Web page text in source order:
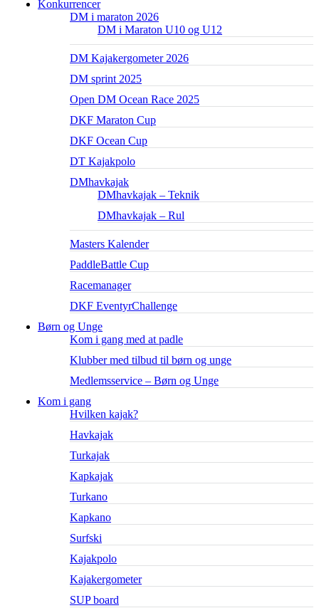
Konkurrencer
DM i maraton 2026
DM i Maraton U10 og U12
DM Kajakergometer 2026
DM sprint 2025
Open DM Ocean Race 2025
DKF Maraton Cup
DKF Ocean Cup
DT Kajakpolo
DMhavkajak
DMhavkajak – Teknik
DMhavkajak – Rul
Masters Kalender
PaddleBattle Cup
Racemanager
DKF EventyrChallenge
Børn og Unge
Kom i gang med at padle
Klubber med tilbud til børn og unge
Medlemsservice – Børn og Unge
Kom i gang
Hvilken kajak?
Havkajak
Turkajak
Kapkajak
Turkano
Kapkano
Surfski
Kajakpolo
Kajakergometer
SUP board